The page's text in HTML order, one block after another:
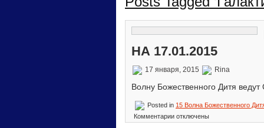
НА 17.01.2015
17 января, 2015 Rina
Волну Божественного Дитя
Posted in 15 Волна Божественного
Комментариик
записи
отключены